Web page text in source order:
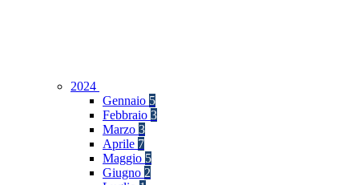
2024
Gennaio 5
Febbraio 3
Marzo 3
Aprile 7
Maggio 5
Giugno 2